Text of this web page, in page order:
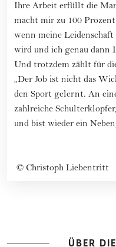
Ihre Arbeit erfüllt die
macht mir zu 100
wenn meine
wird und ich genau dann
Und trotzdem zählt für
„Der Job ist nicht das
den Sport gelernt. An
zahlreiche
und bist wieder ein
© Christoph Liebentritt
ÜBER